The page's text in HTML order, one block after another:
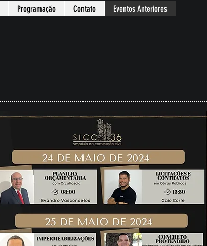
Programação Contato Eventos Anteriores